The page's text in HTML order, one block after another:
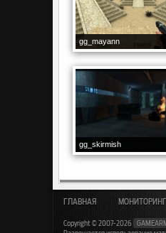
gg_mayann
gg_skirmish
ГЛАВНАЯ
Copyright © 2007-2026